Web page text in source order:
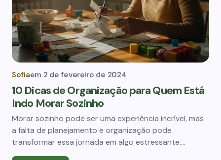
Sofiaem 2 de fevereiro de 2024
10 Dicas de Organização para Quem Está
Indo Morar Sozinho
Morar sozinho pode ser uma experiência incrível, mas
a falta de planejamento e organização pode
transformar essa jornada em algo estressante.…